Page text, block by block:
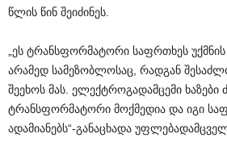
წლის წინ შეიძინეს.
„ეს ტრანსფორმატორი საფრთხეს
არამედ სამეზობლოსაც, რადგან
შეეხოს მას. ელექტროგადამცემი ხაზები
ტრანსფორმატორი მოქმედია და იგი
ადამიანებს“-განაცხადა